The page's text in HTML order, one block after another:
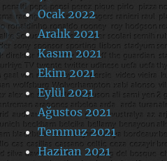
Ocak 2022
Aralık 2021
Kasım 2021
Ekim 2021
Eylül 2021
Ağustos 2021
Temmuz 2021
Haziran 2021